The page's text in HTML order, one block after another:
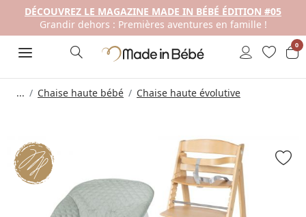
DÉCOUVREZ LE MAGAZINE MADE IN BÉBÉ ÉDITION #05
Grandir dehors : Premières aventures en famille !
0
... Chaise haute bébé Chaise haute évolutive